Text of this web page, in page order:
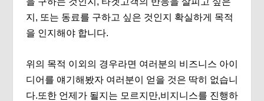
지, 또는 동료를 구하고 싶은 것인지 확실하게 목적
을 인지해야 합니다.
위의 목적 이외의 경우라면 여러분의 비즈니스 아이
디어를 얘기해봤자 여러분이 얻을 것은 딱히 없습니
다.또한 언제가 될지는 모르지만,비지니스를 진행하